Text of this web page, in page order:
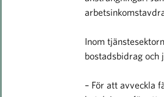
Inom
bostadsbidrag och
– För att avveckla